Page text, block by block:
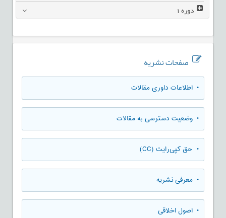
دوره1
صفحات نشریه
• اطلاعات داوری مقالات
• وضعیت دسترسی به مقالات
• حق کپی‌رایت (CC)
• معرفی نشریه
• اصول اخلاقی